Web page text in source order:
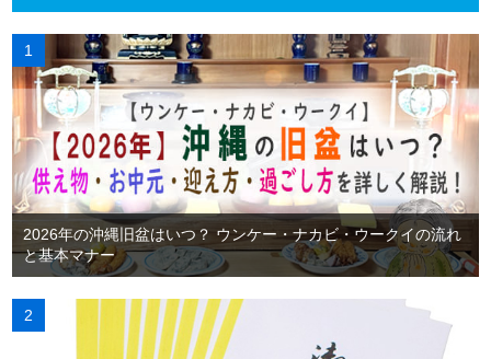
2026年の沖縄旧盆はいつ？ ウンケー・ナカビ・ウークイの流れ
と基本マナー